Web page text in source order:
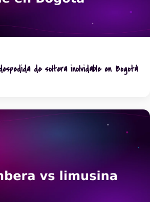
de soltera inolvidable en Bogotá